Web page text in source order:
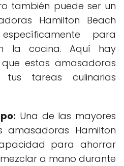
también puede ser un
Hamilton Beach
para
la cocina. Aquí hay
estas amasadoras
tus tareas culinarias
Una de las mayores
amasadoras Hamilton
para ahorrar
a mano durante